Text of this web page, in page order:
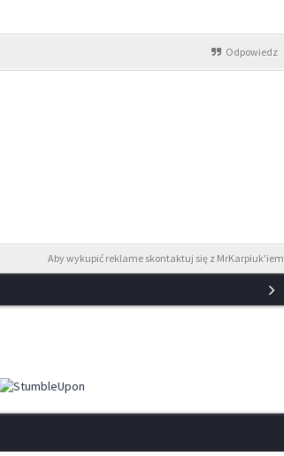
Odpowiedz
Aby wykupić reklame skontaktuj się z MrKarpiuk'iem